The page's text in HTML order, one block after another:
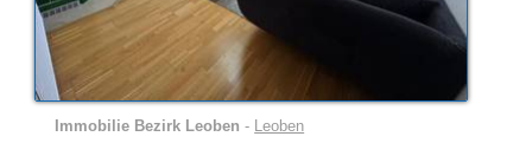
Immobilie Bezirk Leoben - Leoben